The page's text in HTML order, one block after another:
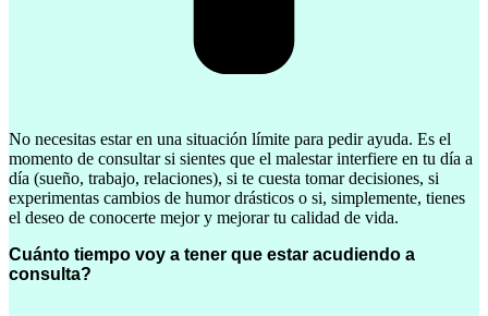
No necesitas estar en una situación límite para pedir ayuda. Es el
momento de consultar si sientes que el malestar interfiere en tu día a
día (sueño, trabajo, relaciones), si te cuesta tomar decisiones, si
experimentas cambios de humor drásticos o si, simplemente, tienes
el deseo de conocerte mejor y mejorar tu calidad de vida.
Cuánto tiempo voy a tener que estar acudiendo a
consulta?